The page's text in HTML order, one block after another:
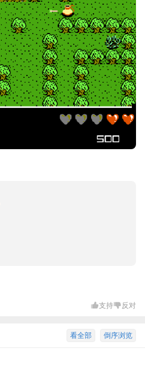
支持 反对
倒序浏览
看全部